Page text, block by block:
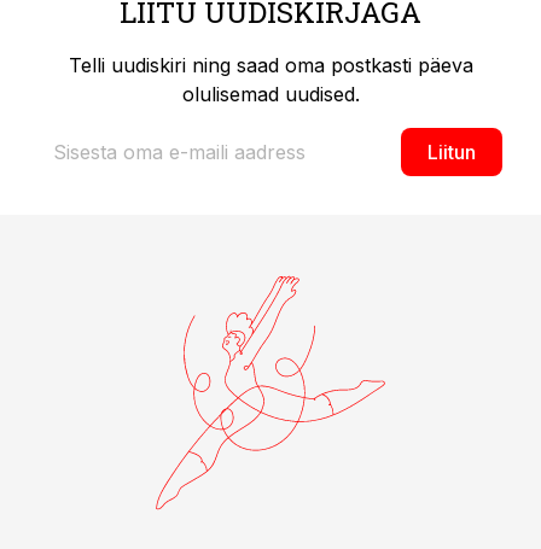
LIITU UUDISKIRJAGA
Telli uudiskiri ning saad oma postkasti päeva
olulisemad uudised.
Liitun